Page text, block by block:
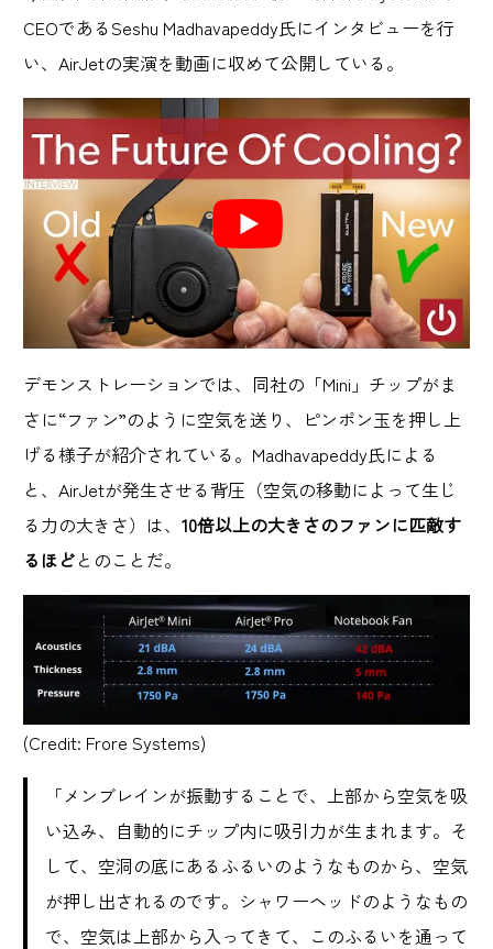
CEOであるSeshu Madhavapeddy氏にインタビューを行
い、AirJetの実演を動画に収めて公開している。
デモンストレーションでは、同社の「Mini」チップがま
さに“ファン”のように空気を送り、ピンポン玉を押し上
げる様子が紹介されている。Madhavapeddy氏による
と、AirJetが発生させる背圧（空気の移動によって生じ
る力の大きさ）は、10倍以上の大きさのファンに匹敵す
るほどとのことだ。
(Credit: Frore Systems)
「メンブレインが振動することで、上部から空気を吸
い込み、自動的にチップ内に吸引力が生まれます。そ
して、空洞の底にあるふるいのようなものから、空気
が押し出されるのです。シャワーヘッドのようなもの
で、空気は上部から入ってきて、このふるいを通って